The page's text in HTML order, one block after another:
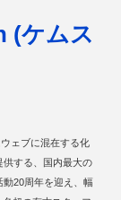
(ケムス
ェブに混在する化
供する、国内最大の
20周年を迎え、幅